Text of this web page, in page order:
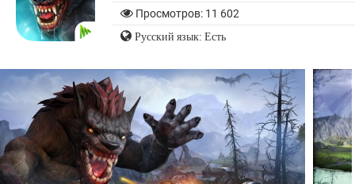
Просмотров: 11 602
Русский язык: Есть